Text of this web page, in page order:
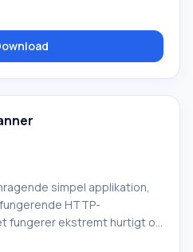
I programmet er det ret nemt
proxy-servere, og
tidsperiode er også
simpel applikation,
HTTP-
fungerer ekstremt hurtigt og